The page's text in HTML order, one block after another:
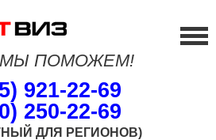
МЫ ПОМОЖЕМ!
921-22-69
250-22-69
ДЛЯ РЕГИОНОВ)